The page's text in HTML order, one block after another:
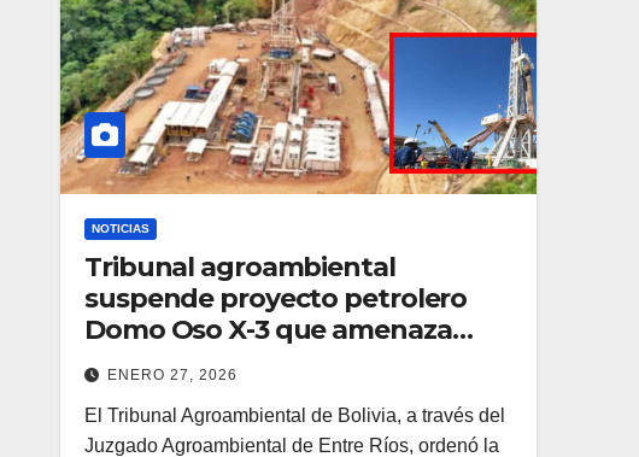
NOTICIAS
Tribunal agroambiental
suspende proyecto petrolero
Domo Oso X-3 que amenaza
Tariquía
ENERO 27, 2026
El Tribunal Agroambiental de Bolivia, a través del
Juzgado Agroambiental de Entre Ríos, ordenó la